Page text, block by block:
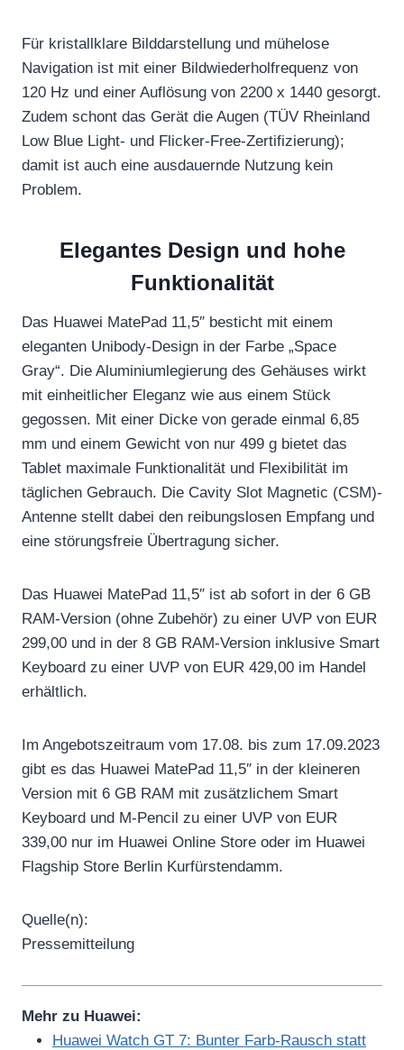
Für kristallklare Bilddarstellung und mühelose
Navigation ist mit einer Bildwiederholfrequenz von
120 Hz und einer Auflösung von 2200 x 1440 gesorgt.
Zudem schont das Gerät die Augen (TÜV Rheinland
Low Blue Light- und Flicker-Free-Zertifizierung);
damit ist auch eine ausdauernde Nutzung kein
Problem.
Elegantes Design und hohe
Funktionalität
Das Huawei MatePad 11,5″ besticht mit einem
eleganten Unibody-Design in der Farbe „Space
Gray“. Die Aluminiumlegierung des Gehäuses wirkt
mit einheitlicher Eleganz wie aus einem Stück
gegossen. Mit einer Dicke von gerade einmal 6,85
mm und einem Gewicht von nur 499 g bietet das
Tablet maximale Funktionalität und Flexibilität im
täglichen Gebrauch. Die Cavity Slot Magnetic (CSM)-
Antenne stellt dabei den reibungslosen Empfang und
eine störungsfreie Übertragung sicher.
Das Huawei MatePad 11,5″ ist ab sofort in der 6 GB
RAM-Version (ohne Zubehör) zu einer UVP von EUR
299,00 und in der 8 GB RAM-Version inklusive Smart
Keyboard zu einer UVP von EUR 429,00 im Handel
erhältlich.
Im Angebotszeitraum vom 17.08. bis zum 17.09.2023
gibt es das Huawei MatePad 11,5″ in der kleineren
Version mit 6 GB RAM mit zusätzlichem Smart
Keyboard und M-Pencil zu einer UVP von EUR
339,00 nur im Huawei Online Store oder im Huawei
Flagship Store Berlin Kurfürstendamm.
Quelle(n):
Pressemitteilung
Mehr zu Huawei:
Huawei Watch GT 7: Bunter Farb-Rausch statt